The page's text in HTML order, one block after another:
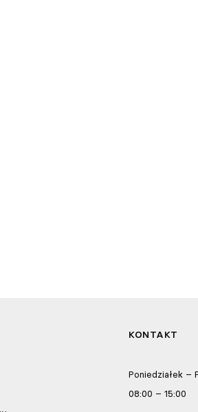
KONTAKT
Poniedziałek –
08:00 – 15:00